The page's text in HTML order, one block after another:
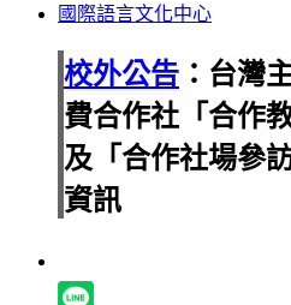
國際語言文化中心
校外公告 ：台灣
費合作社「合作
及「合作社場參
資訊